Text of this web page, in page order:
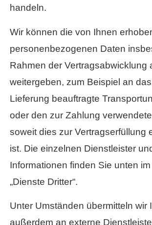
handeln.
Wir können die von Ihnen
personenbezogenen Daten
Rahmen der Vertragsabwicklung
weitergeben, zum Beispiel an
Lieferung beauftragte
oder den zur Zahlung
soweit dies zur Vertragserfüllung
ist. Die einzelnen Dienstleister
Informationen finden Sie unten
„Dienste Dritter“.
Unter Umständen übermitteln wir
außerdem an externe